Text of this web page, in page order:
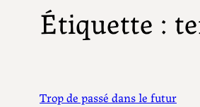
Étiquette :
Trop de passé dans le futur